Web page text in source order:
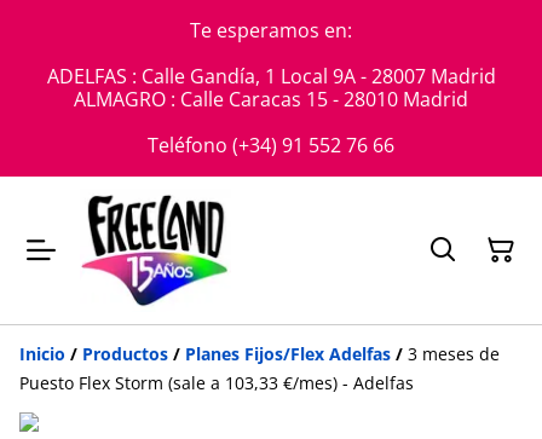
Te esperamos en:
ADELFAS : Calle Gandía, 1 Local 9A - 28007 Madrid
ALMAGRO : Calle Caracas 15 - 28010 Madrid
Teléfono (+34) 91 552 76 66
Inicio / Productos / Planes Fijos/Flex Adelfas / 3 meses de
Puesto Flex Storm (sale a 103,33 €/mes) - Adelfas